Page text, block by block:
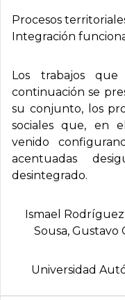
Procesos
Integración
Los trabajos
continuación se
su conjunto, los
sociales que, en
venido
acentuadas
desintegrado.
Ismael
Sousa, Gustavo
Universidad